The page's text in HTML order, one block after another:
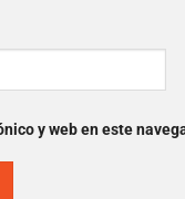
y web en este